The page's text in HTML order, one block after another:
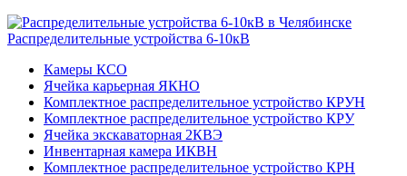
Распределительные устройства 6-10кВ
Камеры КСО
Ячейка карьерная ЯКНО
Комплектное распределительное устройство КРУН
Комплектное распределительное устройство КРУ
Ячейка экскаваторная 2КВЭ
Инвентарная камера ИКВН
Комплектное распределительное устройство КРН